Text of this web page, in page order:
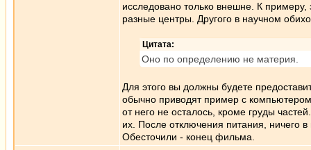
исследовано только внешне. К примеру,
разные центры. Другого в научном
Цитата:
Оно по определению не материя.
Для этого вы должны будете
обычно приводят пример с
от него не осталось, кроме груды
их. После отключения питания, ничего
Обесточили - конец фильма.